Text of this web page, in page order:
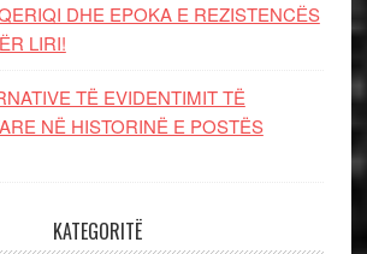
DHE EPOKA E REZISTENCЁS
LIRI!
TË EVIDENTIMIT TË
NË HISTORINË E POSTËS
KATEGORITË